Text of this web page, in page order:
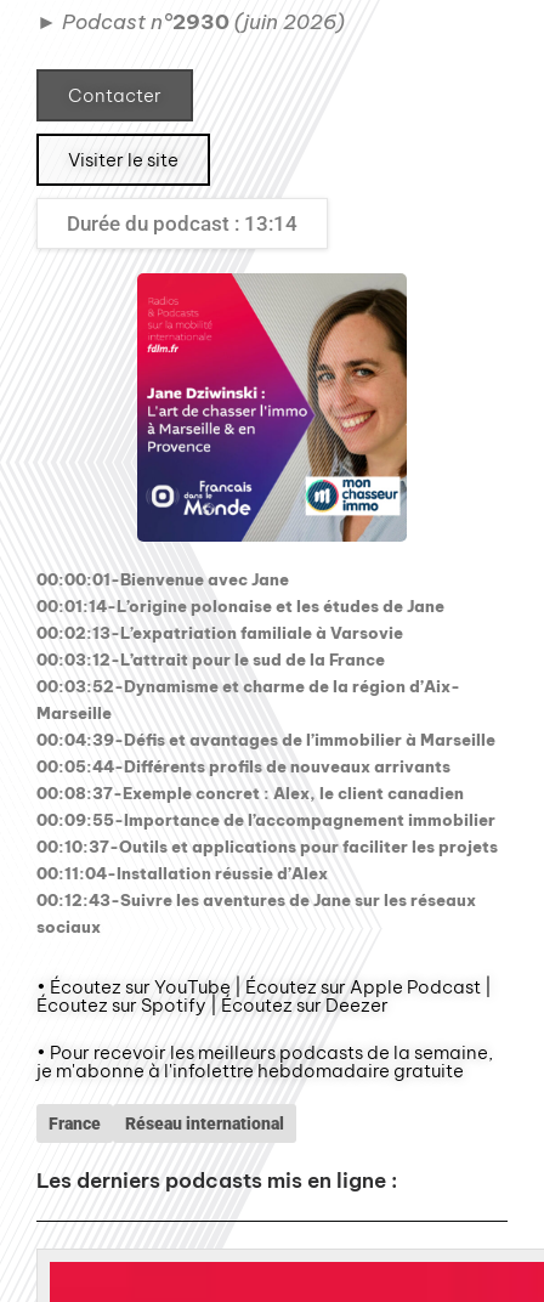
► Podcast n°2930(juin 2026)
Contacter
Visiter le site
Durée du podcast : 13:14
00:00:01-Bienvenue avec Jane
00:01:14-L’origine polonaise et les études de Jane
00:02:13-L’expatriation familiale à Varsovie
00:03:12-L’attrait pour le sud de la France
00:03:52-Dynamisme et charme de la région d’Aix-
Marseille
00:04:39-Défis et avantages de l’immobilier à Marseille
00:05:44-Différents profils de nouveaux arrivants
00:08:37-Exemple concret : Alex, le client canadien
00:09:55-Importance de l’accompagnement immobilier
00:10:37-Outils et applications pour faciliter les projets
00:11:04-Installation réussie d’Alex
00:12:43-Suivre les aventures de Jane sur les réseaux
sociaux
• Écoutez sur YouTube | Écoutez sur Apple Podcast |
Écoutez sur Spotify | Écoutez sur Deezer
• Pour recevoir les meilleurs podcasts de la semaine,
je m'abonne à l'infolettre hebdomadaire gratuite
France Réseau international
Les derniers podcasts mis en ligne :